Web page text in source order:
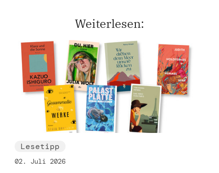
Weiterlesen:
Lesetipp
02. Juli 2026